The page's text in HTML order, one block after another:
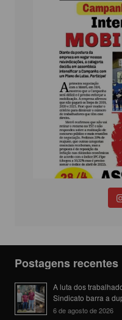
Postagens recentes
A luta dos
Sindicato barra a
6 de agosto de 2026